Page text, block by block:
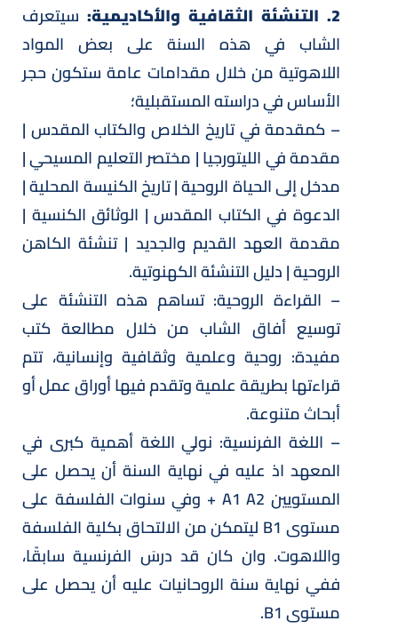
2. التنشئة الثقافية والأكاديمية:
سيتعرف
الشاب في هذه السنة على بعض المواد
اللاهوتية من خلال مقدامات عامة ستكون حجر
الأساس في دراسته المستقبلية؛
– كمقدمة في تاريخ الخلاص والكتاب المقدس |
مقدمة في الليتورجيا | مختصر التعليم المسيحي |
مدخل إلى الحياة الروحية | تاريخ الكنيسة المحلية |
الدعوة في الكتاب المقدس | الوثائق الكنسية |
مقدمة العهد القديم والجديد | تنشئة الكاهن
الروحية | دليل التنشئة الكهنوتية.
– القراءة الروحية: تساهم هذه التنشئة على
توسيع أفاق الشاب من خلال مطالعة كتب
مفيدة: روحية وعلمية وثقافية وإنسانية، تتم
قراءتها بطريقة علمية وتقدم فيها أوراق عمل أو
أبحاث متنوعة.
– اللغة الفرنسية: نولي اللغة أهمية كبرى في
المعهد اذ عليه في نهاية السنة أن يحصل على
المستويين A1 A2 + وفي سنوات الفلسفة على
مستوى B1 ليتمكن من الالتحاق بكلية الفلسفة
واللاهوت. وان كان قد درسَ الفرنسية سابقًا،
ففي نهاية سنة الروحانيات عليه أن يحصل على
مستوى B1.